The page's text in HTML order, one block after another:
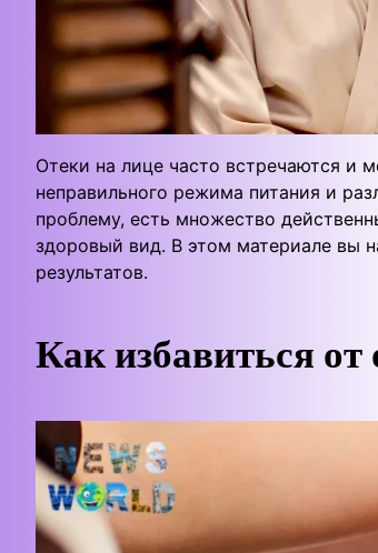
Отеки на лице часто встречаются и
неправильного режима питания и
проблему, есть множество
здоровый вид. В этом материале вы
результатов.
Как избавиться